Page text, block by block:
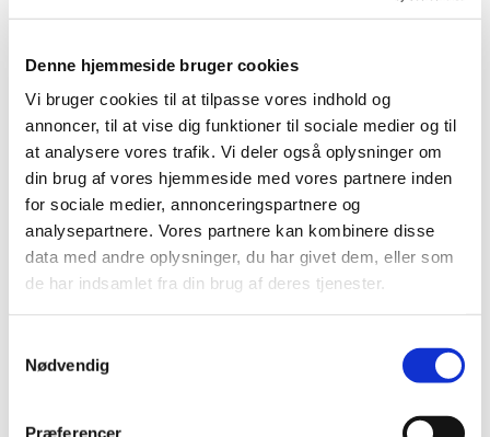
Denne hjemmeside bruger cookies
Vi bruger cookies til at tilpasse vores indhold og
annoncer, til at vise dig funktioner til sociale medier og til
at analysere vores trafik. Vi deler også oplysninger om
din brug af vores hjemmeside med vores partnere inden
for sociale medier, annonceringspartnere og
analysepartnere. Vores partnere kan kombinere disse
data med andre oplysninger, du har givet dem, eller som
de har indsamlet fra din brug af deres tjenester.
Nødvendig
Præferencer
2023 (8)
2022 (4)
2021 (24)
2020 (7)
2019 (39)
2018 (40)
2017 (31)
2016 (42)
2013 (44)
2011 (13)